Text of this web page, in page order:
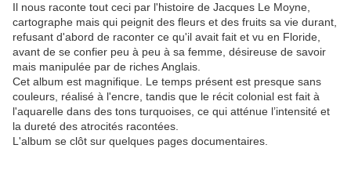
Il nous raconte tout ceci par l'histoire de Jacques Le Moyne,
cartographe mais qui peignit des fleurs et des fruits sa vie durant,
refusant d'abord de raconter ce qu'il avait fait et vu en Floride,
avant de se confier peu à peu à sa femme, désireuse de savoir
mais manipulée par de riches Anglais.
Cet album est magnifique. Le temps présent est presque sans
couleurs, réalisé à l'encre, tandis que le récit colonial est fait à
l'aquarelle dans des tons turquoises, ce qui atténue l’intensité et
la dureté des atrocités racontées.
L'album se clôt sur quelques pages documentaires.